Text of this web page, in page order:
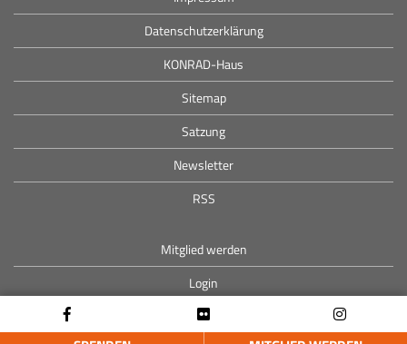
Datenschutzerklärung
KONRAD-Haus
Sitemap
Satzung
Newsletter
RSS
Mitglied werden
Login